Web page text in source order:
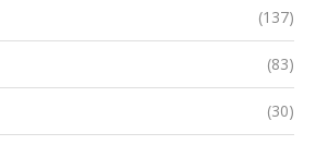
(137)
(83)
(30)